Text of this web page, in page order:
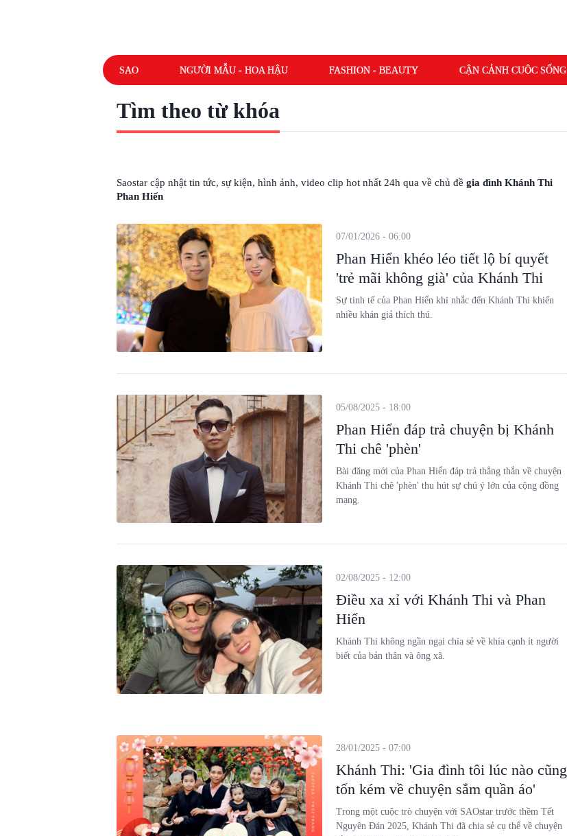
SAO NGƯỜI MẪU - HOA HẬU FASHION - BEAUTY CẬN CẢNH CUỘC SỐNG
Tìm theo từ khóa
Saostar cập nhật tin tức, sự kiện, hình ảnh, video clip hot nhất 24h qua về chủ đề gia đình Khánh Thi
Phan Hiển
Phan Hiển khéo léo tiết lộ bí quyết
'trẻ mãi không già' của Khánh Thi
07/01/2026 - 06:00
Sự tinh tế của Phan Hiển khi nhắc đến Khánh Thi khiến
nhiều khán giả thích thú.
Phan Hiển đáp trả chuyện bị Khánh
Thi chê 'phèn'
05/08/2025 - 18:00
Bài đăng mới của Phan Hiển đáp trả thẳng thắn về chuyện
Khánh Thi chê 'phèn' thu hút sự chú ý lớn của cộng đồng
mạng.
Điều xa xỉ với Khánh Thi và Phan
Hiển
02/08/2025 - 12:00
Khánh Thi không ngần ngại chia sẻ về khía cạnh ít người
biết của bản thân và ông xã.
Khánh Thi: 'Gia đình tôi lúc nào cũng
tốn kém về chuyện sắm quần áo'
28/01/2025 - 07:00
Trong một cuộc trò chuyện với SAOstar trước thềm Tết
Nguyên Đán 2025, Khánh Thi đã chia sẻ cụ thể về chuyện